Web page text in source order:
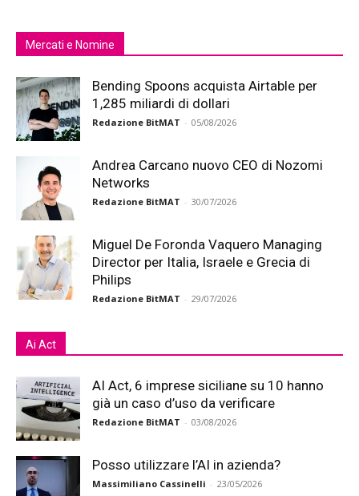
Mercati e Nomine
Bending Spoons acquista Airtable per
1,285 miliardi di dollari
Redazione BitMAT - 05/08/2026
Andrea Carcano nuovo CEO di Nozomi
Networks
Redazione BitMAT - 30/07/2026
Miguel De Foronda Vaquero Managing
Director per Italia, Israele e Grecia di
Philips
Redazione BitMAT - 29/07/2026
Ai Act
AI Act, 6 imprese siciliane su 10 hanno
già un caso d’uso da verificare
Redazione BitMAT - 03/08/2026
Posso utilizzare l’AI in azienda?
Massimiliano Cassinelli - 23/05/2026